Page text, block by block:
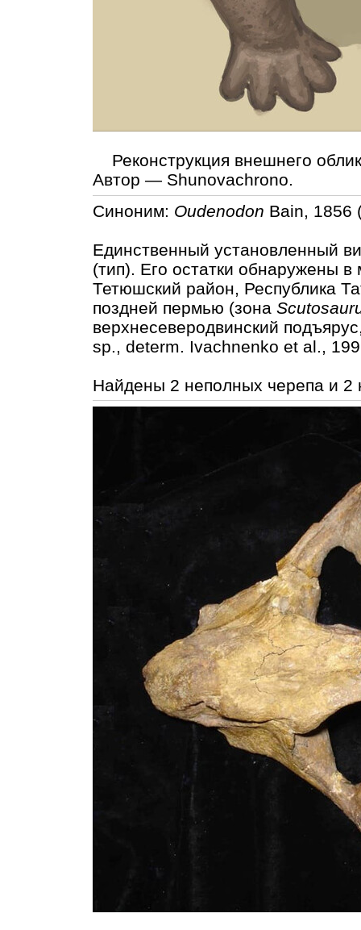
Реконструкция внешнего
Автор — Shunovachrono.
Синоним: Oudenodon Bain, 1856
Единственный установленный
(тип). Его остатки обнаружены
Тетюшский район, Республика
поздней пермью (зона
верхнесеверодвинский
sp., determ. Ivaсhnenko et al.,
Найдены 2 неполных черепа и 2